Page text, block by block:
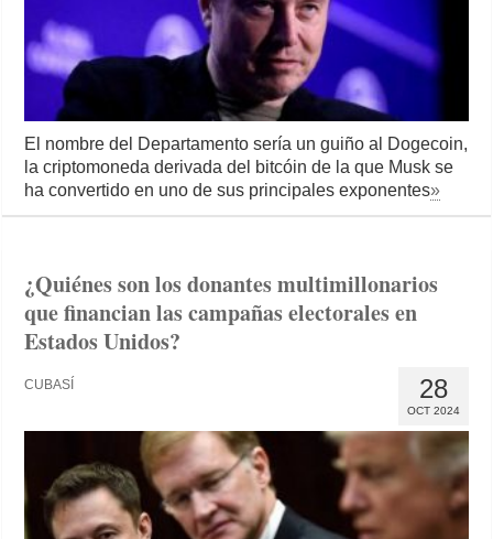
El nombre del Departamento sería un guiño al Dogecoin,
la criptomoneda derivada del bitcóin de la que Musk se
ha convertido en uno de sus principales exponentes»
¿Quiénes son los donantes multimillonarios
que financian las campañas electorales en
Estados Unidos?
28
OCT 2024
CUBASÍ